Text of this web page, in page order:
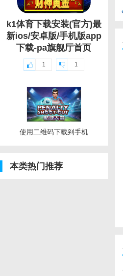
k1体育下载安装(官方)最
新ios/安卓版/手机版app
下载-pa旗舰厅首页
1 1
使用二维码下载到手机
本类热门推荐